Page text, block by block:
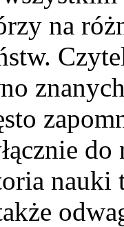
na